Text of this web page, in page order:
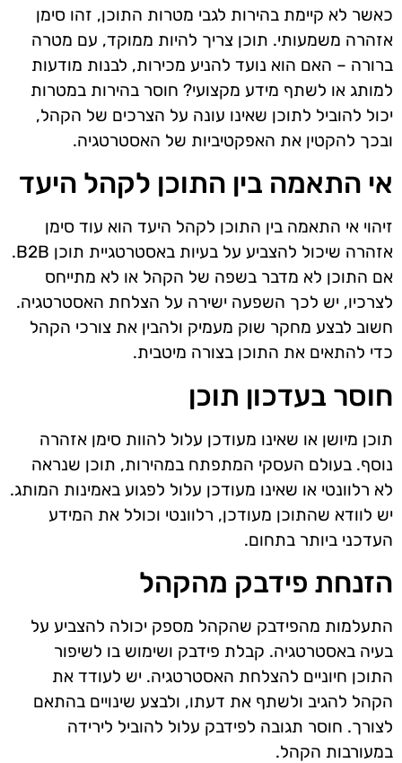
כאשר לא קיימת בהירות לגבי מטרות התוכן, זהו סימן
אזהרה משמעותי. תוכן צריך להיות ממוקד, עם מטרה
ברורה – האם הוא נועד להניע מכירות, לבנות מודעות
למותג או לשתף מידע מקצועי? חוסר בהירות במטרות
יכול להוביל לתוכן שאינו עונה על הצרכים של הקהל,
ובכך להקטין את האפקטיביות של האסטרטגיה.
אי התאמה בין התוכן לקהל היעד
זיהוי אי התאמה בין התוכן לקהל היעד הוא עוד סימן
אזהרה שיכול להצביע על בעיות באסטרטגיית תוכן B2B.
אם התוכן לא מדבר בשפה של הקהל או לא מתייחס
לצרכיו, יש לכך השפעה ישירה על הצלחת האסטרטגיה.
חשוב לבצע מחקר שוק מעמיק ולהבין את צורכי הקהל
כדי להתאים את התוכן בצורה מיטבית.
חוסר בעדכון תוכן
תוכן מיושן או שאינו מעודכן עלול להוות סימן אזהרה
נוסף. בעולם העסקי המתפתח במהירות, תוכן שנראה
לא רלוונטי או שאינו מעודכן עלול לפגוע באמינות המותג.
יש לוודא שהתוכן מעודכן, רלוונטי וכולל את המידע
העדכני ביותר בתחום.
הזנחת פידבק מהקהל
התעלמות מהפידבק שהקהל מספק יכולה להצביע על
בעיה באסטרטגיה. קבלת פידבק ושימוש בו לשיפור
התוכן חיוניים להצלחת האסטרטגיה. יש לעודד את
הקהל להגיב ולשתף את דעתו, ולבצע שינויים בהתאם
לצורך. חוסר תגובה לפידבק עלול להוביל לירידה
במעורבות הקהל.